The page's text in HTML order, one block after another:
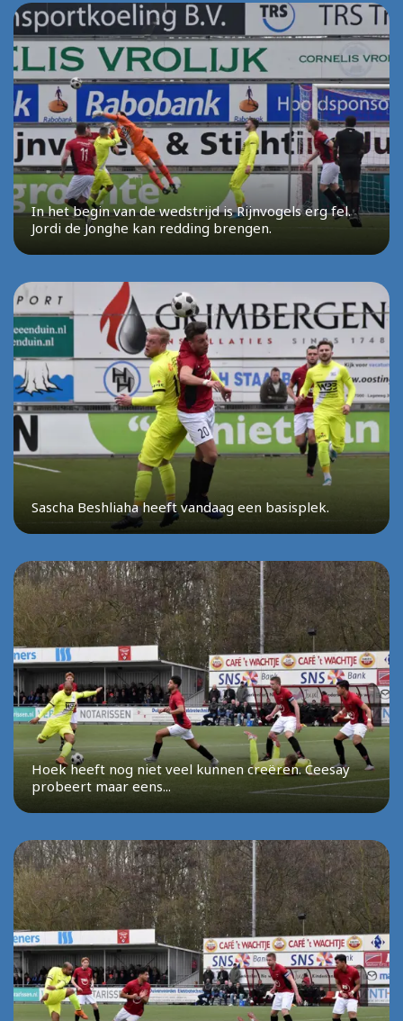
In het begin van de wedstrijd is Rijnvogels erg fel.
Jordi de Jonghe kan redding brengen.
Sascha Beshliaha heeft vandaag een basisplek.
Hoek heeft nog niet veel kunnen creëren. Ceesay
probeert maar eens...